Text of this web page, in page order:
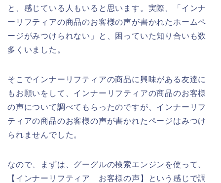
と、感じている人もいると思います。実際、「インナ
ーリフティアの商品のお客様の声が書かれたホームペ
ージがみつけられない」と、困っていた知り合いも数
多くいました。
そこでインナーリフティアの商品に興味がある友達に
もお願いをして、インナーリフティアの商品のお客様
の声について調べてもらったのですが、インナーリフ
ティアの商品のお客様の声が書かれたページはみつけ
られませんでした。
なので、まずは、グーグルの検索エンジンを使って、
【インナーリフティア お客様の声】という感じで調